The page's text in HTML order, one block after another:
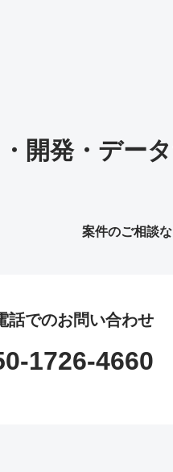
開発・デー
案件のご相談
話でのお問い合わせ
1726-4660